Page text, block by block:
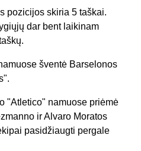
pozicijos skiria 5 taškai.
dar bent laikinam
šventė Barselonos
"Atletico" namuose priėmė
ir Alvaro Moratos
pasidžiaugti pergale